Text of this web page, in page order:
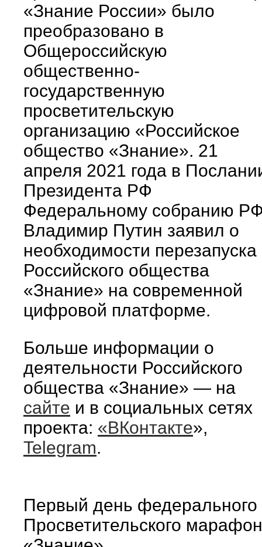
«Знание России» было
преобразовано в
Общероссийскую
общественно-
государственную
просветительскую
организацию «Российское
общество «Знание». 21
апреля 2021 года в
Президента РФ
Федеральному собранию
Владимир Путин заявил о
необходимости перезапуска
Российского общества
«Знание» на современной
цифровой платформе.
Больше информации о
деятельности Российского
общества «Знание» — на
сайте и в социальных сетях
проекта: «ВКонтакте»,
Telegram.
Первый день федерального
Просветительского